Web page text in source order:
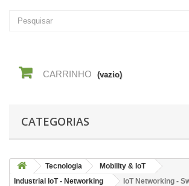
CARRINHO (vazio)
CATEGORIAS
Tecnologia
Mobility & IoT
Industrial IoT - Networking
IoT Networking -